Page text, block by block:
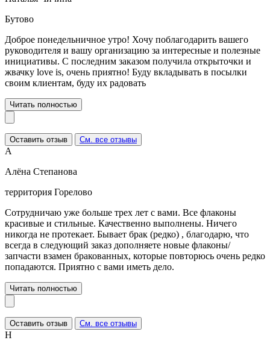
Бутово
Доброе понедельничное утро! Хочу поблагодарить вашего
руководителя и вашу организацию за интересные и полезные
инициативы. С последним заказом получила открыточки и
жвачку love is, очень приятно! Буду вкладывать в посылки
своим клиентам, буду их радовать
Читать полностью
Оставить отзыв См. все отзывы
А
Алёна Степанова
территория Горелово
Сотрудничаю уже больше трех лет с вами. Все флаконы
красивые и стильные. Качественно выполнены. Ничего
никогда не протекает. Бывает брак (редко) , благодарю, что
всегда в следующий заказ дополняете новые флаконы/
запчасти взамен бракованных, которые повторюсь очень редко
попадаются. Приятно с вами иметь дело.
Читать полностью
Оставить отзыв См. все отзывы
Н